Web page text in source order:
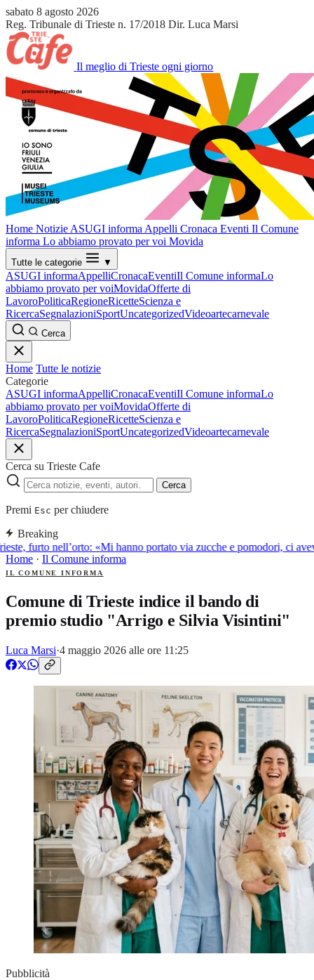
sabato 8 agosto 2026
Reg. Tribunale di Trieste n. 17/2018 Dir. Luca Marsi
Il meglio di Trieste ogni giorno
Home Notizie ASUGI informa Appelli Cronaca Eventi Il Comune
informa Lo abbiamo provato per voi Movida
Tutte le categorie ▼
ASUGI informaAppelliCronacaEventiIl Comune informaLo
abbiamo provato per voiMovidaOfferte di
LavoroPoliticaRegioneRicetteScienza e
RicercaSegnalazioniSportUncategorizedVideoartecarnevale
Cerca
Home Tutte le notizie
Categorie
ASUGI informaAppelliCronacaEventiIl Comune informaLo
abbiamo provato per voiMovidaOfferte di
LavoroPoliticaRegioneRicetteScienza e
RicercaSegnalazioniSportUncategorizedVideoartecarnevale
Cerca su Trieste Cafe
Cerca
Premi Esc per chiudere
Breaking
furto nell’orto: «Mi hanno portato via zucche e pomodori, ci
Home · Il Comune informa
IL COMUNE INFORMA
Comune di Trieste indice il bando di
premio studio "Arrigo e Silvia Visintini"
Luca Marsi·4 maggio 2026 alle ore 11:25
Pubblicità